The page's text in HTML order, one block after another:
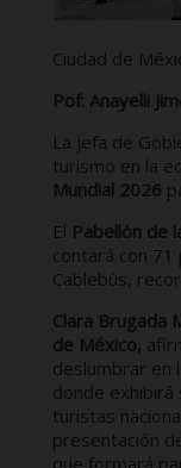
Ciudad de
Pof: Anayelli
La jefa de
turismo en la
Mundial 2026
El Pabellón de
contará con 71
Cablebús,
Clara Brugada
de México,
deslumbrar en
donde
turistas
presentación
que formará